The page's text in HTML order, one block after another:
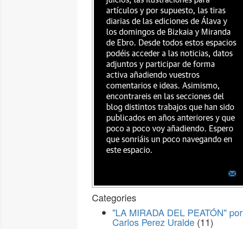
artículos y por supuesto, las tiras
diarias de las ediciones de Álava y
los domingos de Bizkaia y Miranda
de Ebro. Desde todos estos espacios
podéis acceder a las noticias, datos
adjuntos y participar de forma
activa añadiendo vuestros
comentarios e ideas. Asimismo,
encontrareis en las secciones del
blog distintos trabajos que han sido
publicados en años anteriores y que
poco a poco voy añadiendo. Espero
que sonriáis un poco navegando en
este espacio.
Categories
"LA MIRADA DEL PEATÓN" por
Carlos Perez Uralde (11)